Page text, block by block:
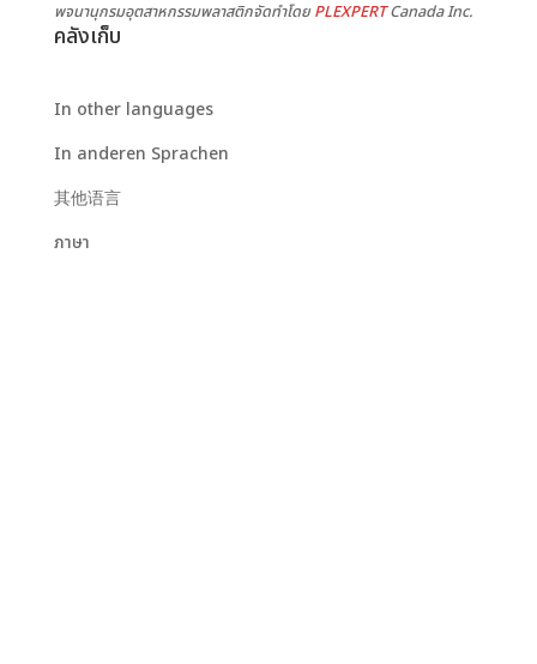
พจนานุกรมอุตสาหกรรมพลาสติกจัดทำโดยPLEXPERTCanada Inc.
คลังเก็บ
In other languages
In anderen Sprachen
其他语言
ภาษา